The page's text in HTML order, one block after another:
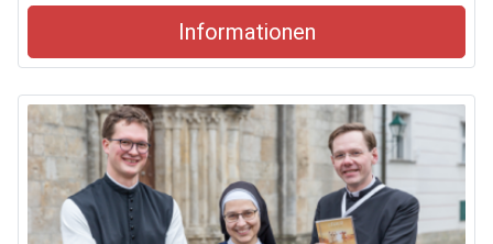
Informationen